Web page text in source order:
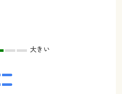
大きい